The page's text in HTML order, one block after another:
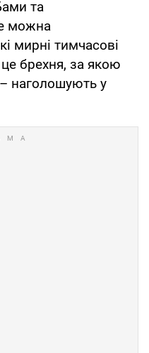
та
можна
мирні тимчасові
брехня, за якою
– наголошують у